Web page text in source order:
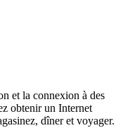
et la connexion à des
obtenir un Internet
dîner et voyager.